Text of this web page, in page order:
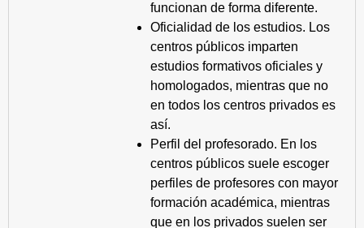
funcionan de forma diferente.
Oficialidad de los estudios. Los
centros públicos imparten
estudios formativos oficiales y
homologados, mientras que no
en todos los centros privados es
así.
Perfil del profesorado. En los
centros públicos suele escoger
perfiles de profesores con mayor
formación académica, mientras
que en los privados suelen ser